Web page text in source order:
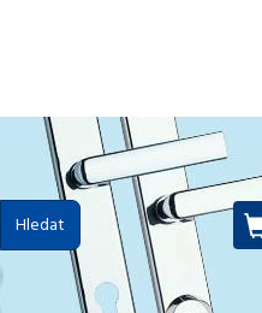
Hledat